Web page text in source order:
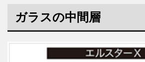
ガラスの中間層